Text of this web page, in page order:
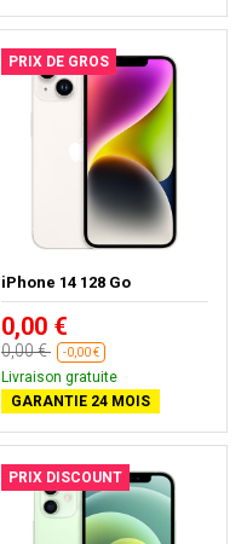
PRIX DE GROS
iPhone 14 128 Go
0,00 €
0,00 € -0,00 €
Livraison gratuite
GARANTIE 24 MOIS
PRIX DISCOUNT